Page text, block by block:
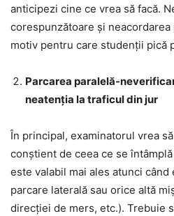
anticipezi cine ce vrea să facă.
corespunzătoare și
motiv pentru care studenții pică
Parcarea paralelă-
neatenția la traficul din jur
În principal, examinatorul vrea
conștient de ceea ce se
este valabil mai ales atunci când
parcare laterală sau orice altă
direcției de mers, etc.). Trebuie